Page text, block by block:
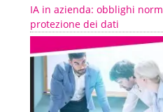
IA in azienda: obblighi
protezione dei dati